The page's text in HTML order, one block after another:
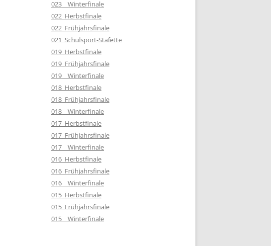
023__Winterfinale
022_Herbstfinale
022_Frühjahrsfinale
021_Schulsport-Stafette
019_Herbstfinale
019_Frühjahrsfinale
019__Winterfinale
018_Herbstfinale
018_Frühjahrsfinale
018__Winterfinale
017_Herbstfinale
017_Frühjahrsfinale
017__Winterfinale
016_Herbstfinale
016_Frühjahrsfinale
016__Winterfinale
015_Herbstfinale
015_Frühjahrsfinale
015__Winterfinale